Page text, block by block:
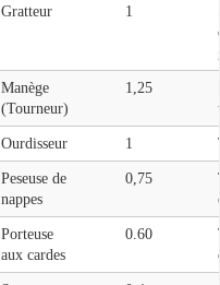
Gratteur 1
Manège
(Tourneur)
1,25
Ourdisseur 1
Peseuse de
nappes
0,75
Porteuse
aux cardes
0.60